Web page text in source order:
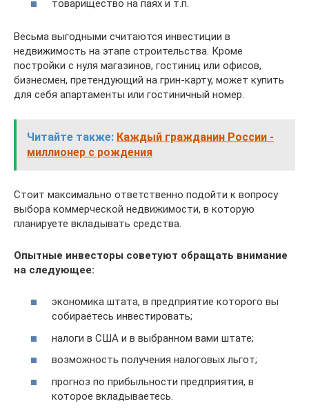
товарищество на паях и т.п.
Весьма выгодными считаются инвестиции в
недвижимость на этапе строительства. Кроме
постройки с нуля магазинов, гостиниц или офисов,
бизнесмен, претендующий на грин-карту, может купить
для себя апартаменты или гостиничный номер.
Читайте также: Каждый гражданин России -
миллионер с рождения
Стоит максимально ответственно подойти к вопросу
выбора коммерческой недвижимости, в которую
планируете вкладывать средства.
Опытные инвесторы советуют обращать внимание
на следующее:
экономика штата, в предприятие которого вы
собираетесь инвестировать;
налоги в США и в выбранном вами штате;
возможность получения налоговых льгот;
прогноз по прибыльности предприятия, в
которое вкладываетесь.